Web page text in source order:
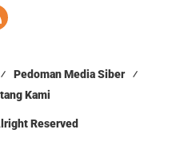
Pedoman Media Siber
Kami
Reserved